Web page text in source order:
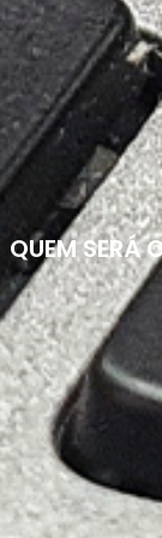
QUEM SERÁ